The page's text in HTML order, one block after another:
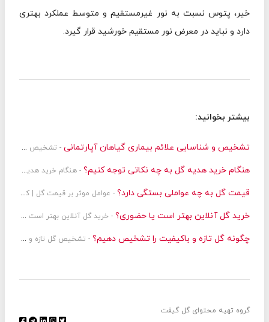
خیر، پتوس نسبت به نور غیرمستقیم و متوسط عملکرد بهتری
دارد و نباید در معرض نور مستقیم خورشید قرار گیرد.
بیشتر بخوانید:
تشخیص و شناسایی علائم بیماری گیاهان آپارتمانی - تشخیص و شناسایی علائم بیماری گیاهان آپارتمانی | روش های پیشگیری
هنگام خرید هدیه گل به چه نکاتی توجه کنیم؟ - هنگام خرید هدیه گل به چه نکاتی توجه کنیم؟ + مقایسه انواع گل
قیمت گل به چه عواملی بستگی دارد؟ - عوامل موثر بر قیمت گل | کیفیت + دیزاین
خرید گل آنلاین بهتر است یا حضوری؟ - خرید گل آنلاین بهتر است یا حضوری؟ نگاهی دقیق به تفاوت دو تجربه خرید
چگونه گل تازه و باکیفیت را تشخیص دهیم؟ - تشخیص گل تازه و باکیفیت
گروه تهیه محتوای گل گیفت